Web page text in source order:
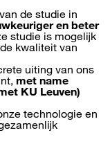
de studie in
en beter
studie is mogelijk
kwaliteit van
uiting van ons
met name
KU Leuven)
technologie en